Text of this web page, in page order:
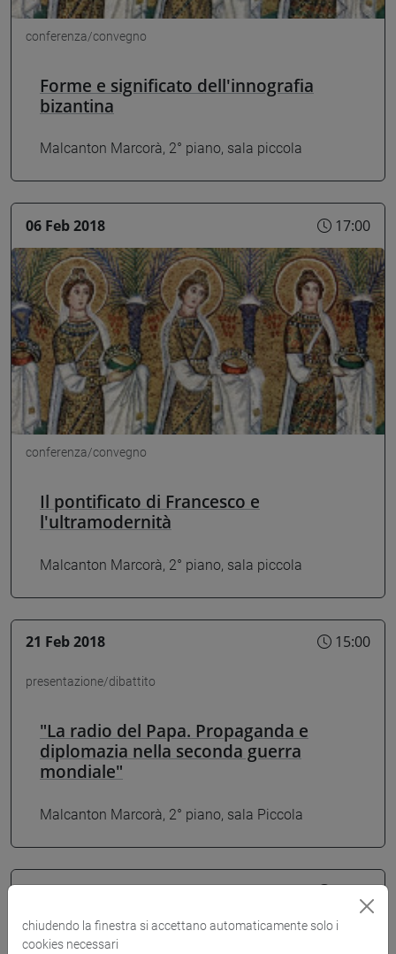
conferenza/convegno
Forme e significato dell'innografia
bizantina
Malcanton Marcorà, 2° piano, sala piccola
06 Feb 2018 17:00
conferenza/convegno
Il pontificato di Francesco e
l'ultramodernità
Malcanton Marcorà, 2° piano, sala piccola
21 Feb 2018 15:00
presentazione/dibattito
"La radio del Papa. Propaganda e
diplomazia nella seconda guerra
mondiale"
Malcanton Marcorà, 2° piano, sala Piccola
06 Mar 2018 15:00
chiudendo la finestra si accettano automaticamente solo i
cookies necessari